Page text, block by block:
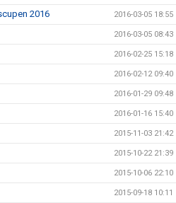
2016 2016-03-05 18:55
2016-03-05 08:43
2016-02-25 15:18
2016-02-12 09:40
2016-01-29 09:48
2016-01-16 15:40
2015-11-03 21:42
2015-10-22 21:39
2015-10-06 22:10
2015-09-18 10:11